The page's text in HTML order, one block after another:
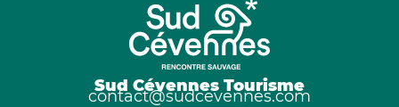
Sud Cévennes Tourisme
contact@sudcevennes.com